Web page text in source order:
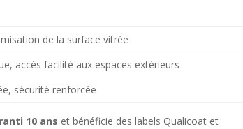
de la surface vitrée
accès facilité aux espaces extérieurs
sécurité renforcée
10 ans et bénéficie des labels Qualicoat et